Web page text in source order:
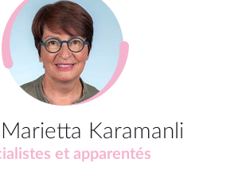
Karamanli
et apparentés